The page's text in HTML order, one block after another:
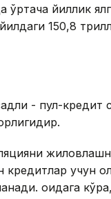
ўртача йиллик
150,8
- пул-
кредитлар учун
Қоидага